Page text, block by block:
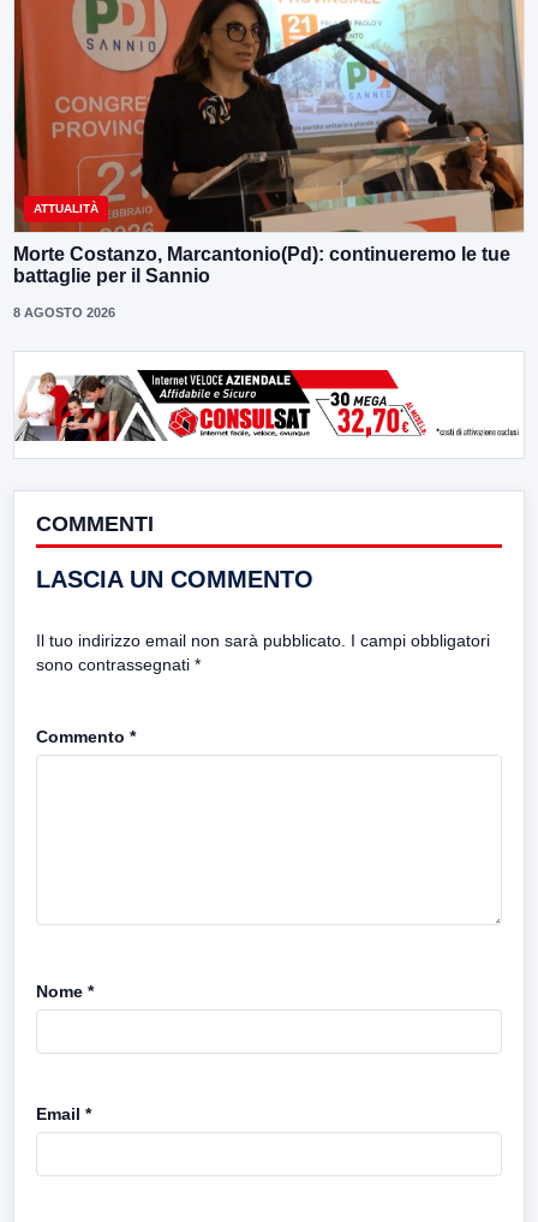
ATTUALITÀ
Morte Costanzo, Marcantonio(Pd): continueremo le tue
battaglie per il Sannio
8 AGOSTO 2026
COMMENTI
LASCIA UN COMMENTO
Il tuo indirizzo email non sarà pubblicato. I campi obbligatori
sono contrassegnati *
Commento *
Nome *
Email *